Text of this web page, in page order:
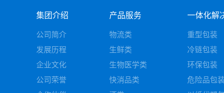
集团介绍
公司简介
发展历程
企业文化
公司荣誉
产品服务
物流类
生鲜类
生物医学类
快消品类
一体化解
重型包装
冷链包装
环保包装
危险品包